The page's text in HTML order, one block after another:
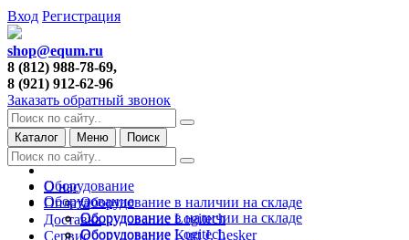
Вход Регистрация
shop@equm.ru
8 (812) 988-78-69,
8 (921) 912-62-96
Заказать обратный звонок
Каталог Меню Поиск
О нас
Оплата
Доставка
Сервис
Оборудование
Оборудование в наличии на складе
Оборудование Logitech
Оборудование Kurt J. Lesker
Оборудование
Оборудование в наличии на складе
Оборудование Logitech